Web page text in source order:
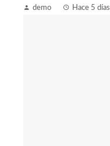
demo Hace 5 días